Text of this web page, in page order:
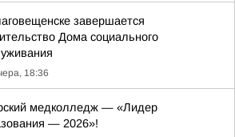
завершается
Дома социального
18:36
медколледж — «Лидер
— 2026»!